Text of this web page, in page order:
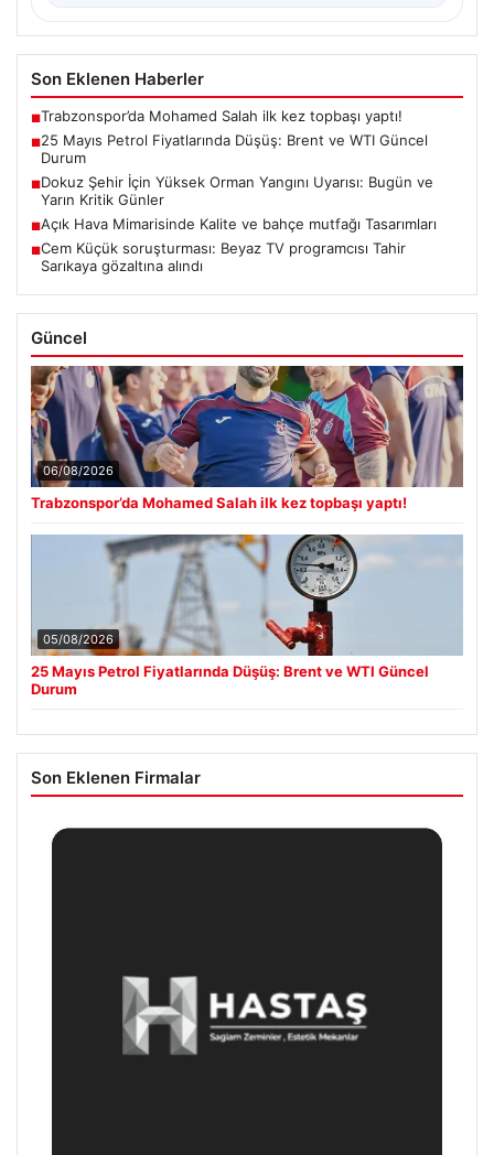
Son Eklenen Haberler
■Trabzonspor’da Mohamed Salah ilk kez topbaşı yaptı!
■25 Mayıs Petrol Fiyatlarında Düşüş: Brent ve WTI Güncel
Durum
■Dokuz Şehir İçin Yüksek Orman Yangını Uyarısı: Bugün ve
Yarın Kritik Günler
■Açık Hava Mimarisinde Kalite ve bahçe mutfağı Tasarımları
■Cem Küçük soruşturması: Beyaz TV programcısı Tahir
Sarıkaya gözaltına alındı
Güncel
06/08/2026
Trabzonspor’da Mohamed Salah ilk kez topbaşı yaptı!
05/08/2026
25 Mayıs Petrol Fiyatlarında Düşüş: Brent ve WTI Güncel
Durum
Son Eklenen Firmalar